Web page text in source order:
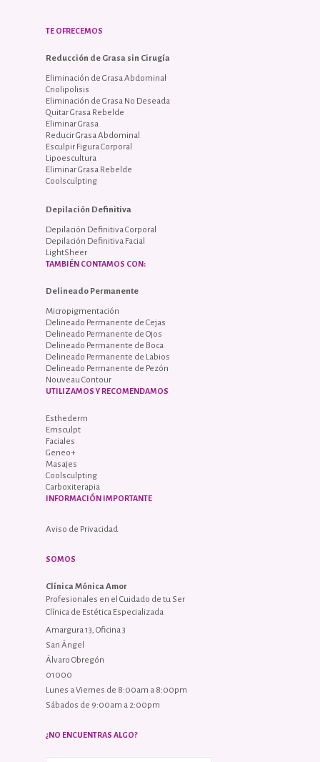
TE OFRECEMOS
Reducción de Grasa sin Cirugía
Eliminación de Grasa Abdominal
Criolipolisis
Eliminación de Grasa No Deseada
Quitar Grasa Rebelde
Eliminar Grasa
Reducir Grasa Abdominal
Esculpir Figura Corporal
Lipoescultura
Eliminar Grasa Rebelde
Coolsculpting
Depilación Definitiva
Depilación Definitiva Corporal
Depilación Definitiva Facial
LightSheer
TAMBIÉN CONTAMOS CON:
Delineado Permanente
Micropigmentación
Delineado Permanente de Cejas
Delineado Permanente de Ojos
Delineado Permanente de Boca
Delineado Permanente de Labios
Delineado Permanente de Pezón
Nouveau Contour
UTILIZAMOS Y RECOMENDAMOS
Esthederm
Emsculpt
Faciales
Geneo+
Masajes
Coolsculpting
Carboxiterapia
INFORMACIÓN IMPORTANTE
Aviso de Privacidad
SOMOS
Clínica Mónica Amor
Profesionales en el Cuidado de tu Ser
Clínica de Estética Especializada
Amargura 13, Oficina 3
San Ángel
Álvaro Obregón
01000
Lunes a Viernes de 8:00am a 8:00pm
Sábados de 9:00am a 2:00pm
¿NO ENCUENTRAS ALGO?